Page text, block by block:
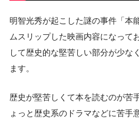
明智光秀が起こした謎の事件「本
ムスリップした映画内容になって
して歴史的な堅苦しい部分が少な
ます。
歴史が堅苦しくて本を読むのが苦
ょっと歴史系のドラマなどに苦手